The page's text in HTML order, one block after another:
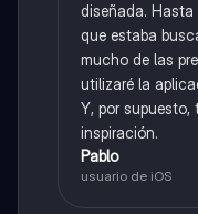
diseñada.
que estaba
mucho de las
utilizaré la
Y, por supuesto,
inspiración.
Pablo
usuario de iOS